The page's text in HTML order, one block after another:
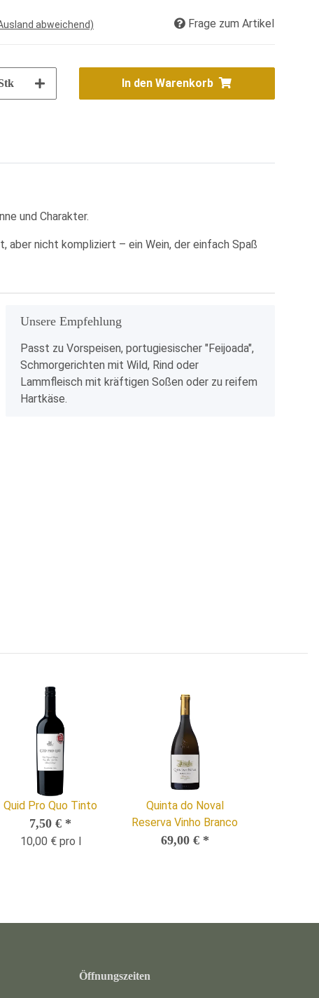
abweichend) Frage zum Artikel
In den Warenkorb
und Charakter.
aber nicht kompliziert – ein Wein, der einfach Spaß
x
Unsere Empfehlung
Passt zu Vorspeisen, portugiesischer "Feijoada",
Schmorgerichten mit Wild, Rind oder
Lammfleisch mit kräftigen Soßen oder zu reifem
Hartkäse.
Quid Pro Quo Tinto
7,50 € *
10,00 € pro l
Quinta do Noval
Reserva Vinho Branco
69,00 € *
Öffnungszeiten